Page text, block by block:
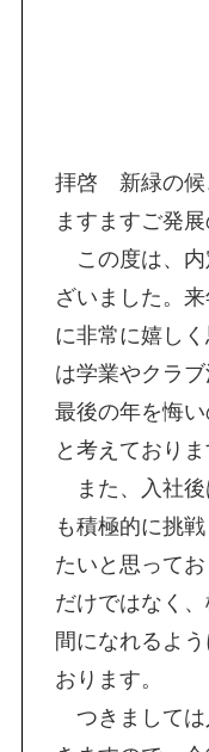
拝啓 新緑の候
ますますご発
この度は、内
ざいました。
に非常に嬉し
は学業やクラ
最後の年を悔
と考えておりま
また、入社後
も積極的に挑
たいと思って
だけではなく
間になれるよ
おります。
つきましては